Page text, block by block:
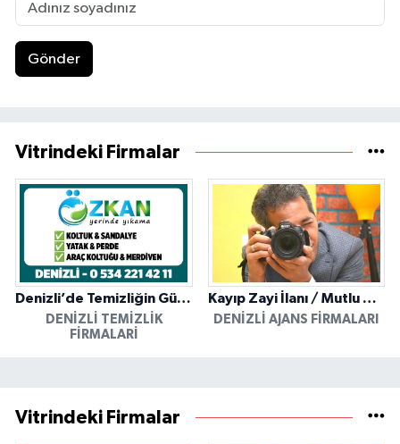
Gönder
Vitrindeki Firmalar
Denizli’de Temizliğin Güvenilir Adresi: Özkan Yerinde Yıkama
DENIZLI TEMIZLIK
FIRMALARI
Kayıp Zayi İlanı / Mutlu Ajans / Denizli
DENIZLI AJANS FIRMALARI
Vitrindeki Firmalar